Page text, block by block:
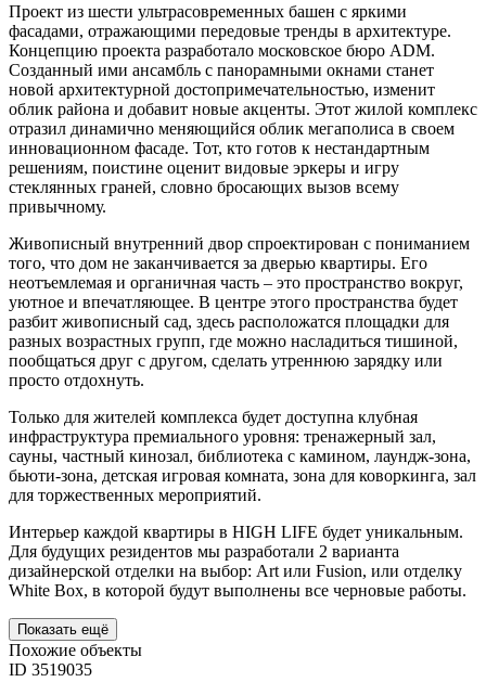
Проект из шести ультрасовременных башен с яркими
фасадами, отражающими передовые тренды в архитектуре.
Концепцию проекта разработало московское бюро ADM.
Созданный ими ансамбль с панорамными окнами станет
новой архитектурной достопримечательностью, изменит
облик района и добавит новые акценты. Этот жилой комплекс
отразил динамично меняющийся облик мегаполиса в своем
инновационном фасаде. Тот, кто готов к нестандартным
решениям, поистине оценит видовые эркеры и игру
стеклянных граней, словно бросающих вызов всему
привычному.
Живописный внутренний двор спроектирован с пониманием
того, что дом не заканчивается за дверью квартиры. Его
неотъемлемая и органичная часть – это пространство вокруг,
уютное и впечатляющее. В центре этого пространства будет
разбит живописный сад, здесь расположатся площадки для
разных возрастных групп, где можно насладиться тишиной,
пообщаться друг с другом, сделать утреннюю зарядку или
просто отдохнуть.
Только для жителей комплекса будет доступна клубная
инфраструктура премиального уровня: тренажерный зал,
сауны, частный кинозал, библиотека с камином, лаундж-зона,
бьюти-зона, детская игровая комната, зона для коворкинга, зал
для торжественных мероприятий.
Интерьер каждой квартиры в HIGH LIFE будет уникальным.
Для будущих резидентов мы разработали 2 варианта
дизайнерской отделки на выбор: Art или Fusion, или отделку
White Box, в которой будут выполнены все черновые работы.
Показать ещё
Похожие объекты
ID 3519035